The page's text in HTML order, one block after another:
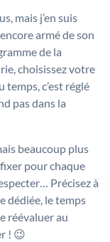
mais j’en suis
armé de son
de la
choisissez votre
c’est réglé
pas dans la
beaucoup plus
pour chaque
Précisez à
dédiée, le temps
réévaluer au
! 😉